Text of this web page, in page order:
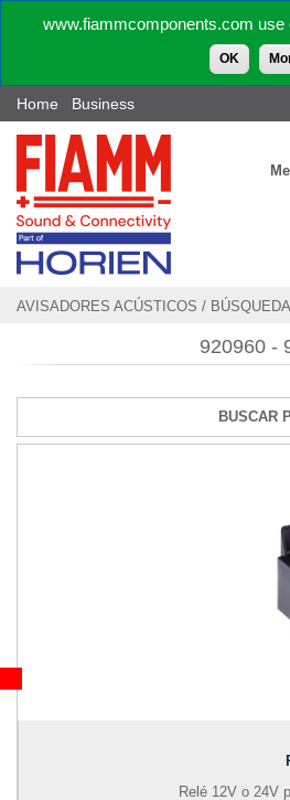
www.fiammcomponents.com
OK
Home Business
AVISADORES ACÚSTICOS / BÚSQUEDA
920960 -
BUSCAR
Relé 12V o 24V